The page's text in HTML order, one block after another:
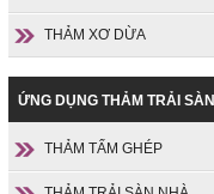
THẢM XƠ DỪA
ỨNG DỤNG THẢM TRẢI SÀN
THẢM TẤM GHÉP